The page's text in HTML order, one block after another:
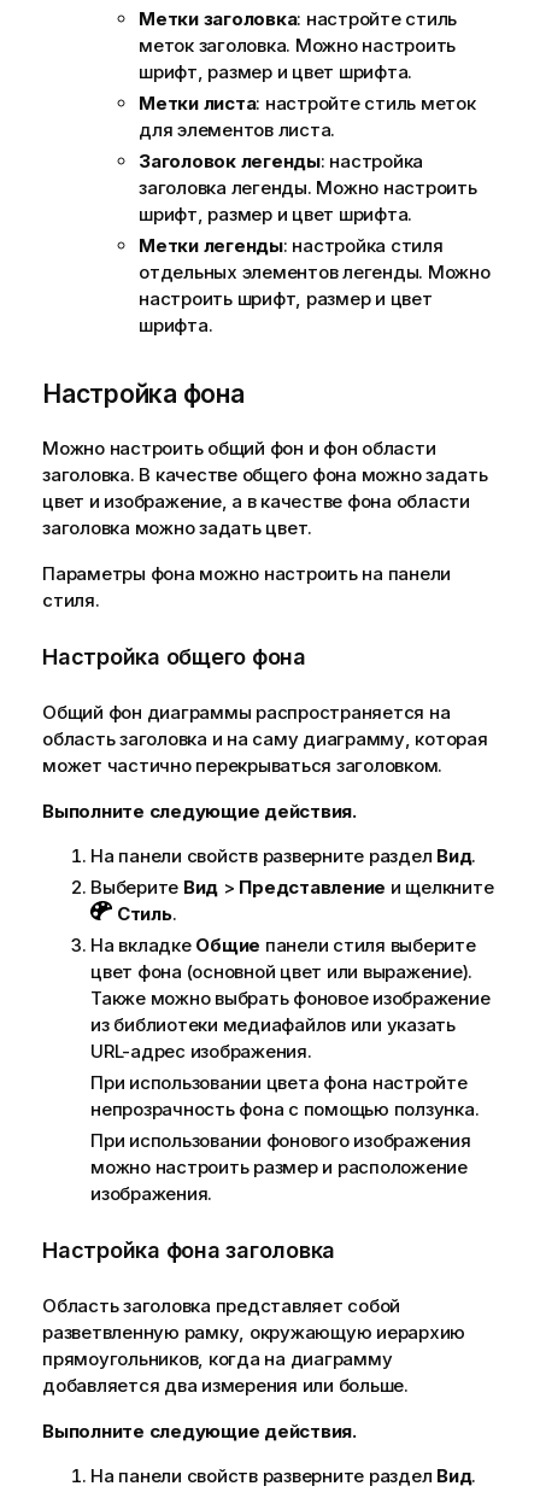
Метки заголовка: настройте стиль
меток заголовка. Можно настроить
шрифт, размер и цвет шрифта.
Метки листа: настройте стиль меток
для элементов листа.
Заголовок легенды: настройка
заголовка легенды. Можно настроить
шрифт, размер и цвет шрифта.
Метки легенды: настройка стиля
отдельных элементов легенды. Можно
настроить шрифт, размер и цвет
шрифта.
Настройка фона
Можно настроить общий фон и фон области
заголовка. В качестве общего фона можно задать
цвет и изображение, а в качестве фона области
заголовка можно задать цвет.
Параметры фона можно настроить на панели
стиля.
Настройка общего фона
Общий фон диаграммы распространяется на
область заголовка и на саму диаграмму, которая
может частично перекрываться заголовком.
Выполните следующие действия.
На панели свойств разверните раздел Вид.
Выберите Вид > Представление и щелкните
Стиль.
На вкладке Общие панели стиля выберите
цвет фона (основной цвет или выражение).
Также можно выбрать фоновое изображение
из библиотеки медиафайлов или указать
URL-адрес изображения.
При использовании цвета фона настройте
непрозрачность фона с помощью ползунка.
При использовании фонового изображения
можно настроить размер и расположение
изображения.
Настройка фона заголовка
Область заголовка представляет собой
разветвленную рамку, окружающую иерархию
прямоугольников, когда на диаграмму
добавляется два измерения или больше.
Выполните следующие действия.
На панели свойств разверните раздел Вид.